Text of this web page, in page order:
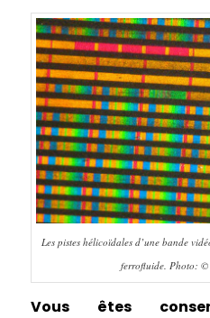
Les pistes hélicoïdales d’une bande
ferrofluide. Photo: ©
Vous êtes